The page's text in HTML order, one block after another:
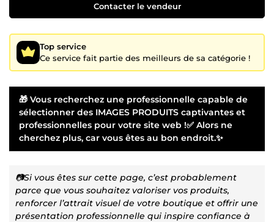
Contacter le vendeur
Top service
Ce service fait partie des meilleurs de sa catégorie !
🎁 Vous recherchez une professionnelle capable de
sélectionner des IMAGES PRODUITS captivantes et
professionnelles pour votre site web !✅ Alors ne
cherchez plus, car vous êtes au bon endroit.✨
📷Si vous êtes sur cette page, c’est probablement
parce que vous souhaitez valoriser vos produits,
renforcer l’attrait visuel de votre boutique et offrir une
présentation professionnelle qui inspire confiance à